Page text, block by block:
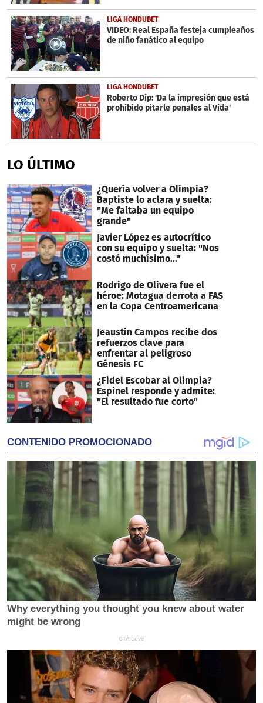
LIGA HONDUBET
VIDEO: Real España festeja cumpleaños
de niño fanático al equipo
LIGA HONDUBET
Roberto Dip: 'Da la impresión que está
prohibido pitarle penales al Vida'
LO ÚLTIMO
¿Quería volver a Olimpia?
Baptiste lo aclara y suelta:
"Me faltaba un equipo
grande"
Javier López es autocrítico
con su equipo y suelta: "Nos
costó muchísimo..."
Rodrigo de Olivera fue el
héroe: Motagua derrota a FAS
en la Copa Centroamericana
Jeaustin Campos recibe dos
refuerzos clave para
enfrentar al peligroso
Génesis FC
¿Fidel Escobar al Olimpia?
Espinel responde y admite:
"El resultado fue corto"